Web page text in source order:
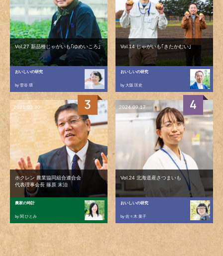
Vol.27 新品種じゃがいも｢ゆめいころ｣
おいしいの研究
by 菅谷 環
Vol.14 じゃがいも｢きたかむい｣
おいしいの研究
by 大阪 匡史
2021.03.30
ホクレン 農業協同組合連合会
代表理事会長 篠原 末治
農家の時計
by 関 ひとみ
2024.09.17
Vol.24 北海道産さつまいも
おいしいの研究
by 佐々木 葉子